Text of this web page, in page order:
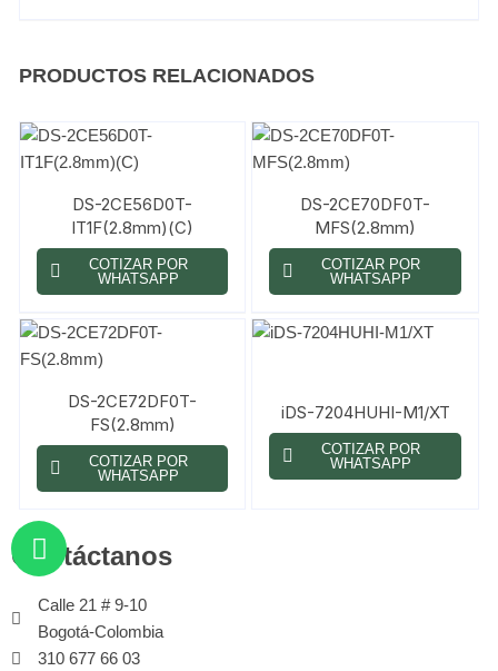
PRODUCTOS RELACIONADOS
DS-2CE56D0T-
IT1F(2.8mm)(C)
COTIZAR POR
WHATSAPP
DS-2CE70DF0T-
MFS(2.8mm)
COTIZAR POR
WHATSAPP
DS-2CE72DF0T-
FS(2.8mm)
COTIZAR POR
WHATSAPP
iDS-7204HUHI-M1/XT
COTIZAR POR
WHATSAPP
Contáctanos
Calle 21 # 9-10
Bogotá-Colombia
310 677 66 03